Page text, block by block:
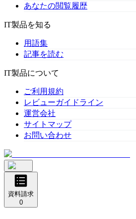
あなたの閲覧履歴
IT製品を知る
用語集
記事を読む
IT製品について
ご利用規約
レビューガイドライン
運営会社
サイトマップ
お問い合わせ
資料請求
0